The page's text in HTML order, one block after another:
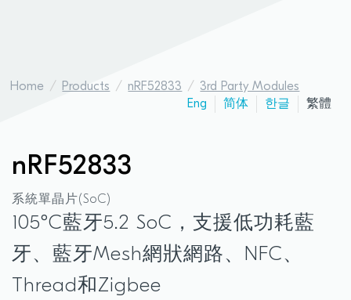
Home Products nRF52833
3rd Party Modules
Eng
简体 한글 繁體
nRF52833
系統單晶片(SoC)
105°C藍牙5.2 SoC，支援低功耗藍
牙、藍牙Mesh網狀網路、NFC、
Thread和Zigbee